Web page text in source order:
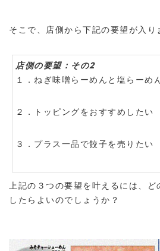
そこで、店側から下記の要望が入り
店側の要望：その2
１．ねぎ味噌らーめんと塩らーめ
２．トッピングをおすすめしたい
３．プラス一品で餃子を売りたい
上記の３つの要望を叶えるには、
したらよいのでしょうか？